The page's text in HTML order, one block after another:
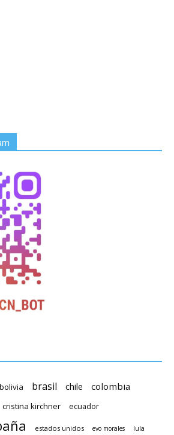
bolivia brasil chile colombia
cristina kirchner ecuador
estados unidos evo morales lula